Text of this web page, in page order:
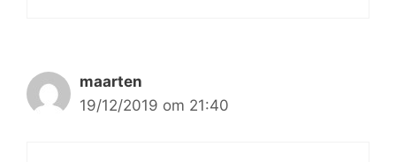
maarten
19/12/2019 om 21:40